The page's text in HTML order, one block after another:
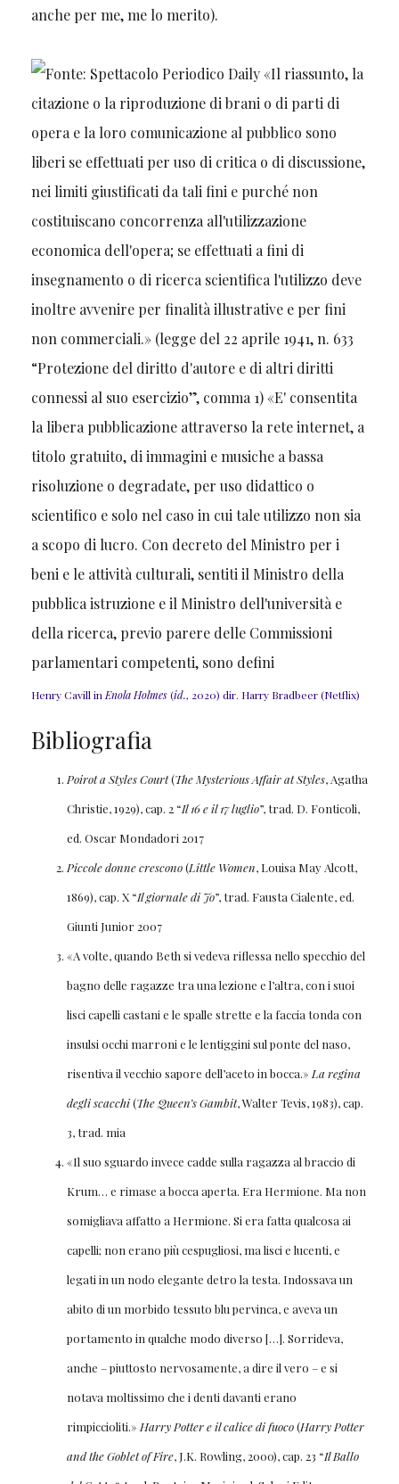
anche per me, me lo merito).
Henry Cavill inEnola Holmes(id., 2020) dir. Harry Bradbeer (Netflix)
Bibliografia
Poirot a Styles Court(The Mysterious Affair at Styles, Agatha
Christie, 1929), cap. 2 “Il 16 e il 17 luglio”, trad. D. Fonticoli,
ed. Oscar Mondadori 2017
Piccole donne crescono(Little Women, Louisa May Alcott,
1869), cap. X “Il giornale di Jo”, trad. Fausta Cialente, ed.
Giunti Junior 2007
«A volte, quando Beth si vedeva riflessa nello specchio del
bagno delle ragazze tra una lezione e l’altra, con i suoi
lisci capelli castani e le spalle strette e la faccia tonda con
insulsi occhi marroni e le lentiggini sul ponte del naso,
risentiva il vecchio sapore dell’aceto in bocca.» La regina
degli scacchi(The Queen’s Gambit, Walter Tevis, 1983), cap.
3, trad. mia
«Il suo sguardo invece cadde sulla ragazza al braccio di
Krum… e rimase a bocca aperta. Era Hermione. Ma non
somigliava affatto a Hermione. Si era fatta qualcosa ai
capelli; non erano più cespugliosi, ma lisci e lucenti, e
legati in un nodo elegante detro la testa. Indossava un
abito di un morbido tessuto blu pervinca, e aveva un
portamento in qualche modo diverso […]. Sorrideva,
anche – piuttosto nervosamente, a dire il vero – e si
notava moltissimo che i denti davanti erano
rimpiccioliti.» Harry Potter e il calice di fuoco(Harry Potter
and the Goblet of Fire, J.K. Rowling, 2000), cap. 23 “Il Ballo